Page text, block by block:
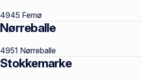
4945 Femø
Nørreballe
4951 Nørreballe
Stokkemarke